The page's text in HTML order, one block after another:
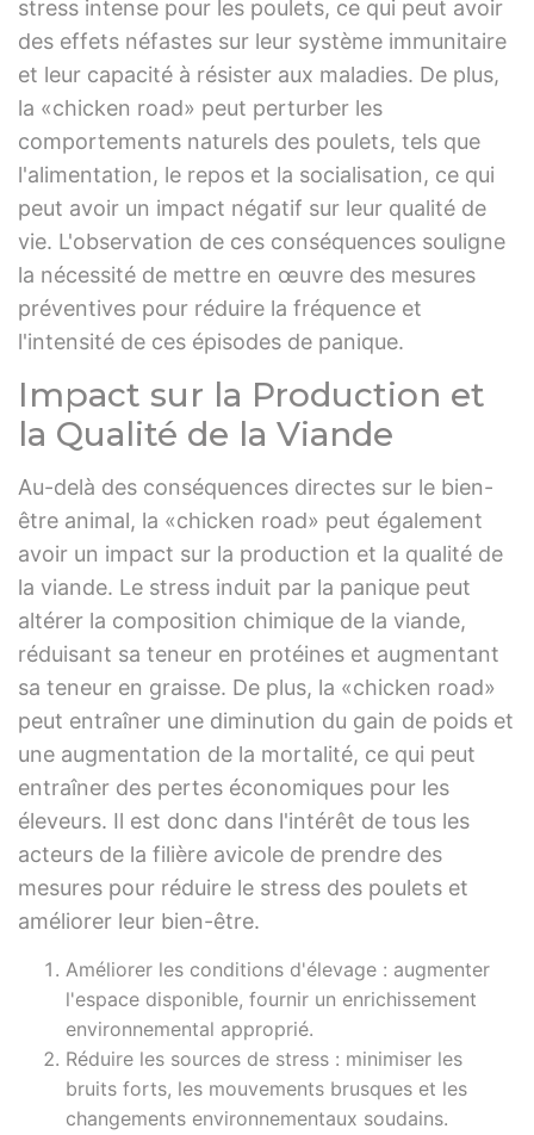
stress intense pour les poulets, ce qui peut avoir
des effets néfastes sur leur système immunitaire
et leur capacité à résister aux maladies. De plus,
la «chicken road» peut perturber les
comportements naturels des poulets, tels que
l'alimentation, le repos et la socialisation, ce qui
peut avoir un impact négatif sur leur qualité de
vie. L'observation de ces conséquences souligne
la nécessité de mettre en œuvre des mesures
préventives pour réduire la fréquence et
l'intensité de ces épisodes de panique.
Impact sur la Production et
la Qualité de la Viande
Au-delà des conséquences directes sur le bien-
être animal, la «chicken road» peut également
avoir un impact sur la production et la qualité de
la viande. Le stress induit par la panique peut
altérer la composition chimique de la viande,
réduisant sa teneur en protéines et augmentant
sa teneur en graisse. De plus, la «chicken road»
peut entraîner une diminution du gain de poids et
une augmentation de la mortalité, ce qui peut
entraîner des pertes économiques pour les
éleveurs. Il est donc dans l'intérêt de tous les
acteurs de la filière avicole de prendre des
mesures pour réduire le stress des poulets et
améliorer leur bien-être.
Améliorer les conditions d'élevage : augmenter
l'espace disponible, fournir un enrichissement
environnemental approprié.
Réduire les sources de stress : minimiser les
bruits forts, les mouvements brusques et les
changements environnementaux soudains.